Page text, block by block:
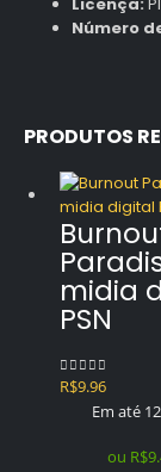
Número
PRODUTOS
midia
PSN
0out of 5
R$9.96
Em até
ou R$